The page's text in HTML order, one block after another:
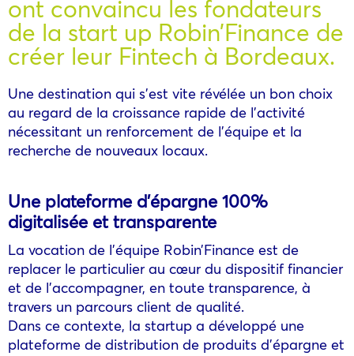
ont convaincu les fondateurs
de la start up Robin’Finance de
créer leur Fintech à Bordeaux.
Une destination qui s’est vite révélée un bon choix
au regard de la croissance rapide de l’activité
nécessitant un renforcement de l’équipe et la
recherche de nouveaux locaux.
Une plateforme d’épargne 100%
digitalisée et transparente
La vocation de l’équipe Robin’Finance est de
replacer le particulier au cœur du dispositif financier
et de l’accompagner, en toute transparence, à
travers un parcours client de qualité.
Dans ce contexte, la startup a développé une
plateforme de distribution de produits d’épargne et